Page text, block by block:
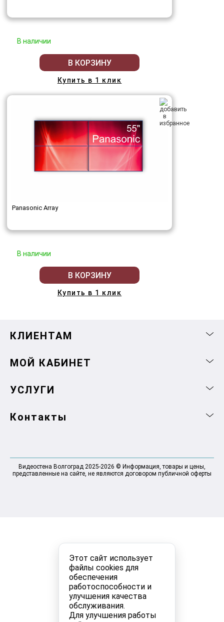
Этот сайт использует
файлы cookies для
обеспечения
работоспособности и
улучшения качества
обслуживания.
Для улучшения работы
В наличии
В КОРЗИНУ
Купить в 1 клик
Panasonic Array
В наличии
В КОРЗИНУ
Купить в 1 клик
КЛИЕНТАМ
МОЙ КАБИНЕТ
УСЛУГИ
Контакты
Видеостена Волгоград 2025-2026 © Информация, товары и цены,
представленные на сайте, не являются договором публичной оферты